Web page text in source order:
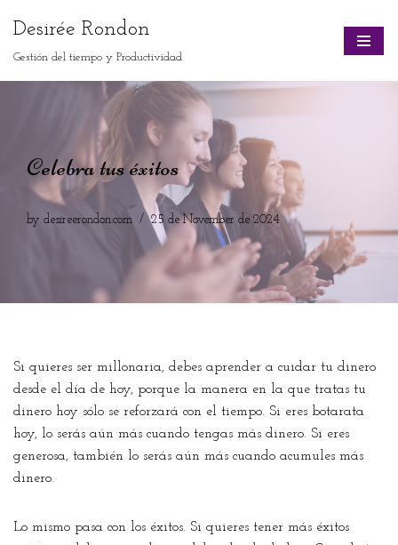
Desirée Rondon
Gestión del tiempo y Productividad
Celebra tus éxitos
by desireerondon.com 25 de November de 2024
Si quieres ser millonaria, debes aprender a cuidar tu dinero
desde el día de hoy, porque la manera en la que tratas tu
dinero hoy sólo se reforzará con el tiempo. Si eres botarata
hoy, lo serás aún más cuando tengas más dinero. Si eres
generosa, también lo serás aún más cuando acumules más
dinero.
Lo mismo pasa con los éxitos. Si quieres tener más éxitos